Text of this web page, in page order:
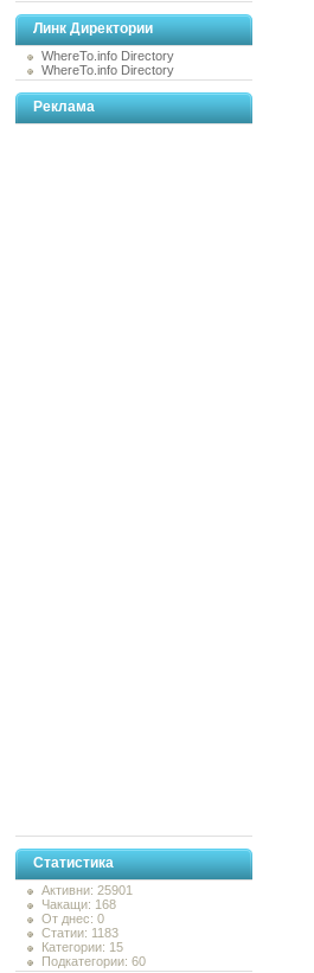
Линк Директории
WhereTo.info Directory
WhereTo.info Directory
Реклама
Статистика
Активни: 25901
Чакащи: 168
От днес: 0
Статии: 1183
Категории: 15
Подкатегории: 60